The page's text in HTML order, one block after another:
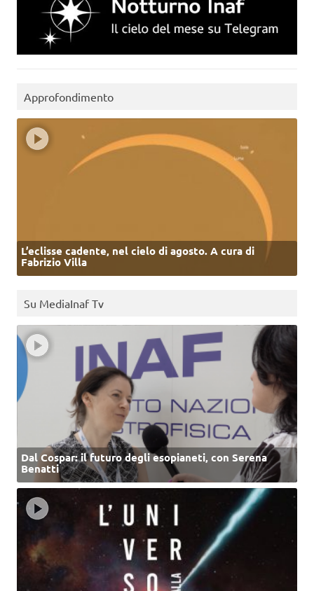
Approfondimento
L’eclisse cadente, nel cielo di agosto. A cura di
Fabrizio Villa
Su MediaInaf Tv
Dal Cospar: il futuro degli esopianeti, con Serena
Benatti